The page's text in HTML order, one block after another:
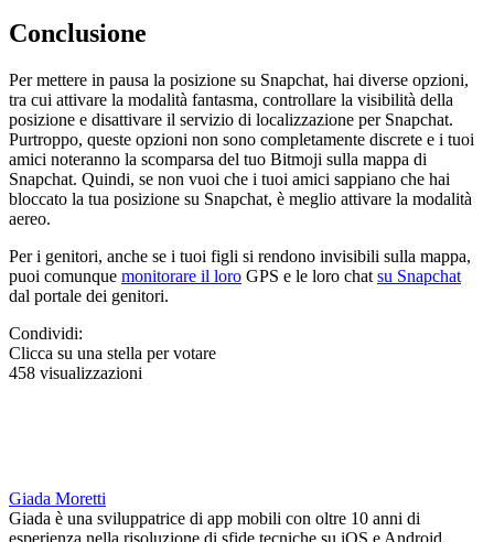
Conclusione
Per mettere in pausa la posizione su Snapchat, hai diverse opzioni,
tra cui attivare la modalità fantasma, controllare la visibilità della
posizione e disattivare il servizio di localizzazione per Snapchat.
Purtroppo, queste opzioni non sono completamente discrete e i tuoi
amici noteranno la scomparsa del tuo Bitmoji sulla mappa di
Snapchat. Quindi, se non vuoi che i tuoi amici sappiano che hai
bloccato la tua posizione su Snapchat, è meglio attivare la modalità
aereo.
Per i genitori, anche se i tuoi figli si rendono invisibili sulla mappa,
puoi comunque monitorare il loro GPS e le loro chat su Snapchat
dal portale dei genitori.
Condividi:
Clicca su una stella per votare
458 visualizzazioni
Giada Moretti
Giada è una sviluppatrice di app mobili con oltre 10 anni di